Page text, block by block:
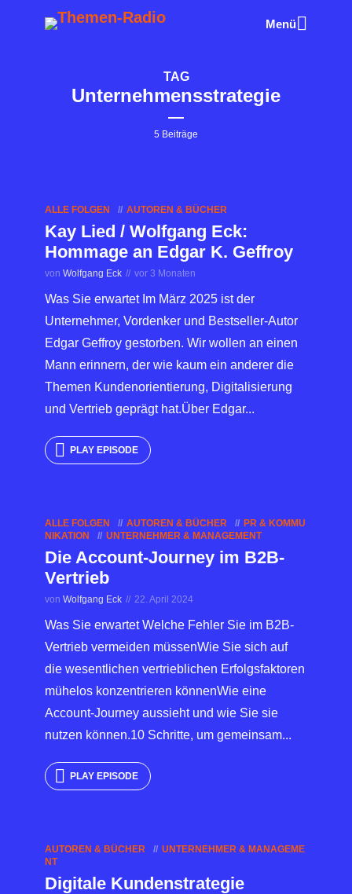
Menü
TAG
Unternehmensstrategie
5 Beiträge
ALLE FOLGEN AUTOREN & BÜCHER
Kay Lied / Wolfgang Eck:
Hommage an Edgar K. Geffroy
von Wolfgang Eck vor 3 Monaten
Was Sie erwartet Im März 2025 ist der
Unternehmer, Vordenker und Bestseller-Autor
Edgar Geffroy gestorben. Wir wollen an einen
Mann erinnern, der wie kaum ein anderer die
Themen Kundenorientierung, Digitalisierung
und Vertrieb geprägt hat.Über Edgar...
PLAY EPISODE
ALLE FOLGEN AUTOREN & BÜCHER
PR & KOMMU
NIKATION
UNTERNEHMER & MANAGEMENT
Die Account-Journey im B2B-
Vertrieb
von Wolfgang Eck 22. April 2024
Was Sie erwartet Welche Fehler Sie im B2B-
Vertrieb vermeiden müssenWie Sie sich auf
die wesentlichen vertrieblichen Erfolgsfaktoren
mühelos konzentrieren könnenWie eine
Account-Journey aussieht und wie Sie sie
nutzen können.10 Schritte, um gemeinsam...
PLAY EPISODE
AUTOREN & BÜCHER
UNTERNEHMER & MANAGEME
NT
Digitale Kundenstrategie